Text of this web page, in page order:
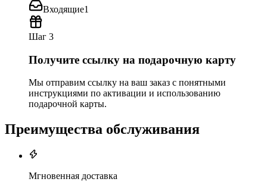
Входящие1
Шаг 3
Получите ссылку на подарочную карту
Мы отправим ссылку на ваш заказ с понятными
инструкциями по активации и использованию
подарочной карты.
Преимущества обслуживания
Мгновенная доставка